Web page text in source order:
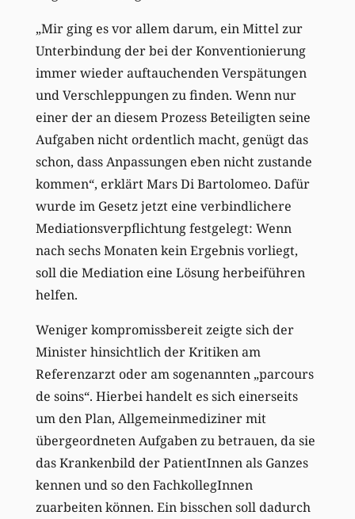
„Mir ging es vor allem darum, ein Mittel zur
Unterbindung der bei der Konventionierung
immer wieder auftauchenden Verspätungen
und Verschleppungen zu finden. Wenn nur
einer der an diesem Prozess Beteiligten seine
Aufgaben nicht ordentlich macht, genügt das
schon, dass Anpassungen eben nicht zustande
kommen“, erklärt Mars Di Bartolomeo. Dafür
wurde im Gesetz jetzt eine verbindlichere
Mediationsverpflichtung festgelegt: Wenn
nach sechs Monaten kein Ergebnis vorliegt,
soll die Mediation eine Lösung herbeiführen
helfen.
Weniger kompromissbereit zeigte sich der
Minister hinsichtlich der Kritiken am
Referenzarzt oder am sogenannten „parcours
de soins“. Hierbei handelt es sich einerseits
um den Plan, Allgemeinmediziner mit
übergeordneten Aufgaben zu betrauen, da sie
das Krankenbild der PatientInnen als Ganzes
kennen und so den FachkollegInnen
zuarbeiten können. Ein bisschen soll dadurch